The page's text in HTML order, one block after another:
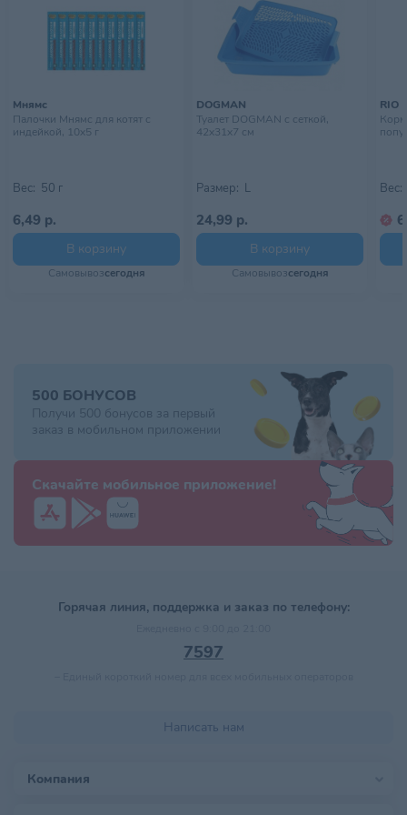
Мнямс
Палочки Мнямс для котят с
индейкой, 10х5 г
Вес: 50 г
6,49 р.
В корзину
Самовывозсегодня
DOGMAN
Туалет DOGMAN с сеткой,
42х31х7 см
Размер: L
24,99 р.
В корзину
Самовывозсегодня
RIO
Вес:
500 БОНУСОВ
Получи 500 бонусов за первый
заказ в мобильном приложении
Скачайте мобильное приложение!
Горячая линия, поддержка и заказ по телефону:
7597
Написать нам
Компания